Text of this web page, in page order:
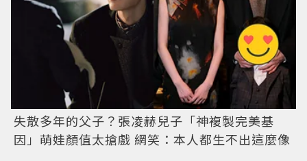
失散多年的父子？張凌赫兒子「神複製完美基
因」萌娃顏值太搶戲 網笑：本人都生不出這麼像